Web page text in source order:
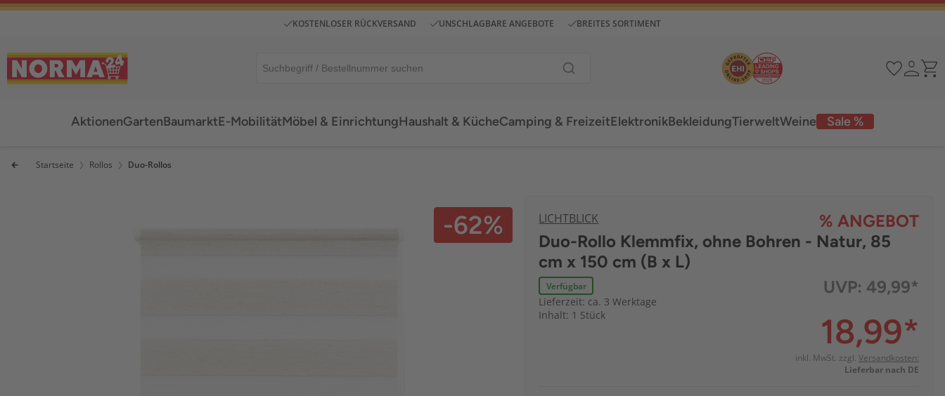
KOSTENLOSER RÜCKVERSAND UNSCHLAGBARE ANGEBOTE BREITES SORTIMENT
AktionenGartenBaumarktE-MobilitätMöbel & EinrichtungHaushalt & KücheCamping & Freizeit Sale %
ElektronikBekleidungTierweltWeine
Startseite Rollos Duo-Rollos
-62% LICHTBLICK
% ANGEBOT
Duo-Rollo Klemmfix, ohne Bohren - Natur, 85
cm x 150 cm (B x L)
Verfügbar
Lieferzeit: ca. 3 Werktage
Inhalt: 1 Stück
UVP: 49,99*
18,99*
inkl. MwSt. zzgl. Versandkosten:
Lieferbar nach DE